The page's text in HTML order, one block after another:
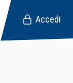
Accedi